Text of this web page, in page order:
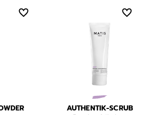
AUTHENTIK-SCRUB